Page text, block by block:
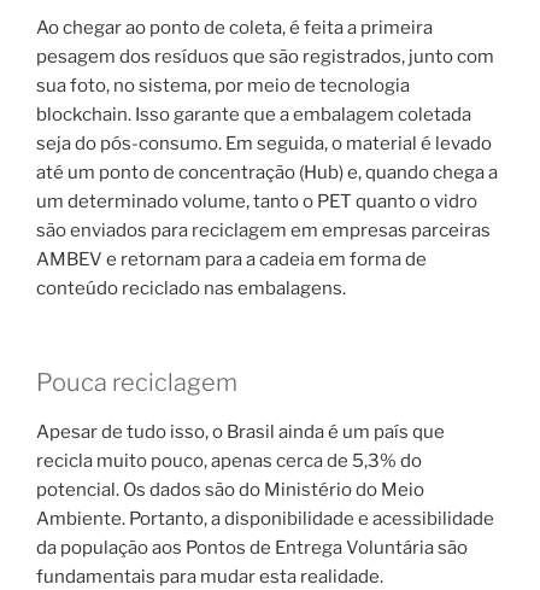
Ao chegar ao ponto de coleta, é feita a primeira
pesagem dos resíduos que são registrados, junto com
sua foto, no sistema, por meio de tecnologia
blockchain. Isso garante que a embalagem coletada
seja do pós-consumo. Em seguida, o material é levado
até um ponto de concentração (Hub) e, quando chega a
um determinado volume, tanto o PET quanto o vidro
são enviados para reciclagem em empresas parceiras
AMBEV e retornam para a cadeia em forma de
conteúdo reciclado nas embalagens.
Pouca reciclagem
Apesar de tudo isso, o Brasil ainda é um país que
recicla muito pouco, apenas cerca de 5,3% do
potencial. Os dados são do Ministério do Meio
Ambiente. Portanto, a disponibilidade e acessibilidade
da população aos Pontos de Entrega Voluntária são
fundamentais para mudar esta realidade.